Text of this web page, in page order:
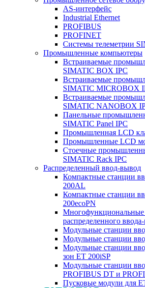
AS-интерфейс
Industrial Ethernet
PROFIBUS
PROFINET
Системы телеметрии
Промышленные компьютеры
Встраиваемые
SIMATIC BOX IPC
Встраиваемые
SIMATIC MICROBOX
Встраиваемые
SIMATIC NANOBOX
Панельные
SIMATIC Panel IPC
Промышленная LCD
Промышленные LCD
Стоечные
SIMATIC Rack IPC
Распределенный ввод-вывод
Компактные станции
200AL
Компактные станции
200ecoPN
Многофункциональные
распределенного
Модульные станции
Модульные станции
Модульные станции
зон ET 200iSP
Модульные станции
PROFIBUS DT и
Пусковые модули для